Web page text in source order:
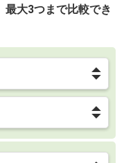
最大3つまで比較でき